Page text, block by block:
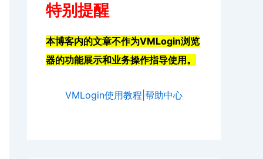
特别提醒
本博客内的文章不作为VMLogin浏览
器的功能展示和业务操作指导使用。
VMLogin使用教程|帮助中心